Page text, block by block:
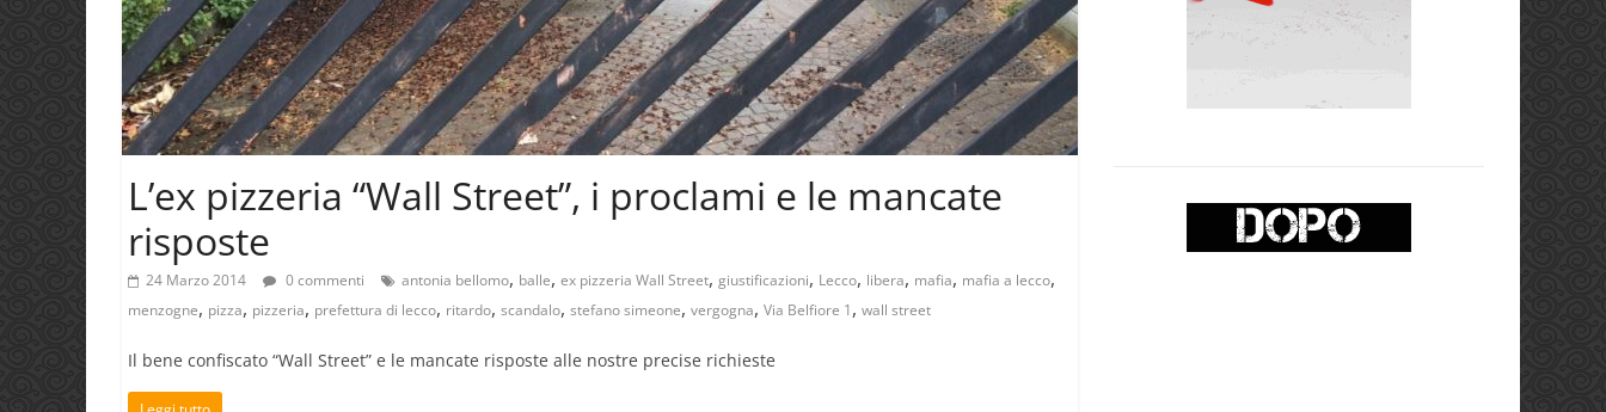
L’ex pizzeria “Wall Street”, i proclami e le mancate
risposte
24 Marzo 2014 0 commenti antonia bellomo, balle, ex pizzeria Wall Street, giustificazioni, Lecco, libera, mafia, mafia a lecco,
menzogne, pizza, pizzeria, prefettura di lecco, ritardo, scandalo, stefano simeone, vergogna, Via Belfiore 1, wall street
Il bene confiscato “Wall Street” e le mancate risposte alle nostre precise richieste